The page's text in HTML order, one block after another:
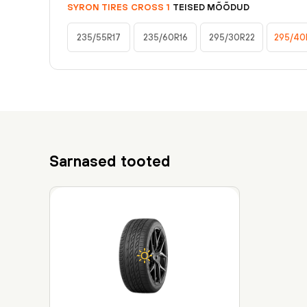
SYRON TIRES CROSS 1 TEISED MÕÕDUD
235/55R17 235/60R16 295/30R22 295/
Sarnased tooted